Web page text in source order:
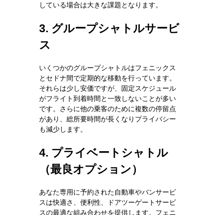
している場合は大きな課題となります。
3. グループシャトルサービ
ス
いくつかのグループシャトルはフェニックス
とセドナ間で定期的な移動を行っています。
それらは少し安価ですが、固定スケジュール
がフライト到着時間と一致しないことが多い
です。さらに他の乗客のために複数の停留点
があり、総所要時間が長くなりプライバシー
も減少します。
4. プライベートシャトル
（最良オプション）
あなた専用に予約された自動車やバンサービ
スは快適さ、便利性、ドアツーゲートサービ
スの最適な組み合わせを提供します。フェニ